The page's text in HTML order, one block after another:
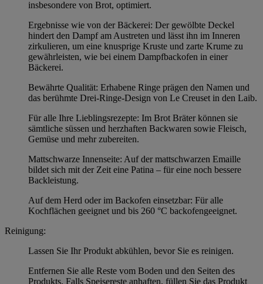
insbesondere von Brot, optimiert.
Ergebnisse wie von der Bäckerei: Der gewölbte Deckel
hindert den Dampf am Austreten und lässt ihn im Inneren
zirkulieren, um eine knusprige Kruste und zarte Krume zu
gewährleisten, wie bei einem Dampfbackofen in einer
Bäckerei.
Bewährte Qualität: Erhabene Ringe prägen den Namen und
das berühmte Drei-Ringe-Design von Le Creuset in den Laib.
Für alle Ihre Lieblingsrezepte: Im Brot Bräter können sie
sämtliche süssen und herzhaften Backwaren sowie Fleisch,
Gemüse und mehr zubereiten.
Mattschwarze Innenseite: Auf der mattschwarzen Emaille
bildet sich mit der Zeit eine Patina – für eine noch bessere
Backleistung.
Auf dem Herd oder im Backofen einsetzbar: Für alle
Kochflächen geeignet und bis 260 °C backofengeeignet.
Reinigung:
Lassen Sie Ihr Produkt abkühlen, bevor Sie es reinigen.
Entfernen Sie alle Reste vom Boden und den Seiten des
Produkts. Falls Speisereste anhaften, füllen Sie das Produkt